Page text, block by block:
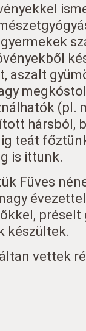
aszalt
(pl.
hársból,
teát
is ittunk.
Füves
préselt
készültek.
vettek